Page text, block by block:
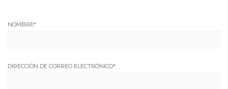
NOMBRE*
DIRECCIÓN DE CORREO ELECTRÓNICO*